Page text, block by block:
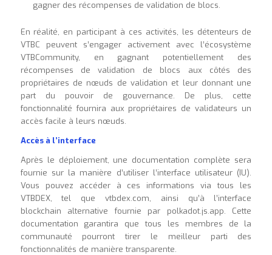
gagner des récompenses de validation de blocs.
En réalité, en participant à ces activités, les détenteurs de
VTBC peuvent s’engager activement avec l’écosystème
VTBCommunity, en gagnant potentiellement des
récompenses de validation de blocs aux côtés des
propriétaires de nœuds de validation et leur donnant une
part du pouvoir de gouvernance. De plus, cette
fonctionnalité fournira aux propriétaires de validateurs un
accès facile à leurs nœuds.
Accès à l’interface
Après le déploiement, une documentation complète sera
fournie sur la manière d’utiliser l’interface utilisateur (IU).
Vous pouvez accéder à ces informations via tous les
VTBDEX, tel que vtbdex.com, ainsi qu’à l’interface
blockchain alternative fournie par polkadot.js.app. Cette
documentation garantira que tous les membres de la
communauté pourront tirer le meilleur parti des
fonctionnalités de manière transparente.